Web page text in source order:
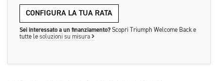
CONFIGURA LA TUA RATA
Sei interessato a un finanziamento? Scopri Triumph Welcome Back e
tutte le soluzioni su misura